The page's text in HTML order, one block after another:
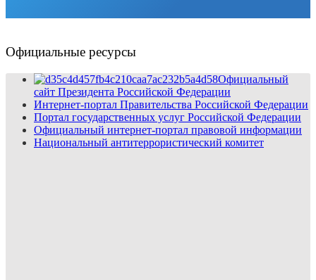
Официальные ресурсы
Официальный
сайт Президента Российской Федерации
Интернет-портал Правительства Российской Федерации
Портал государственных услуг Российской Федерации
Официальный интернет-портал правовой информации
Национальный антитеррористический комитет